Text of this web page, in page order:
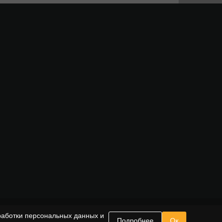
персональных данных и Подробнее Ок